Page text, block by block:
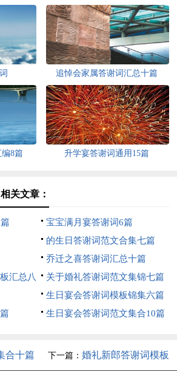
追悼会家属答谢词汇总十篇
8篇 升学宴答谢词通用15篇
关文章：
宝宝满月宴答谢词6篇
的生日答谢词范文合集七篇
乔迁之喜答谢词汇总十篇
汇总八
关于婚礼答谢词范文集锦七篇
生日宴会答谢词模板锦集六篇
生日宴会答谢词范文集合10篇
合十篇 下一篇： 婚礼新郎答谢词模板